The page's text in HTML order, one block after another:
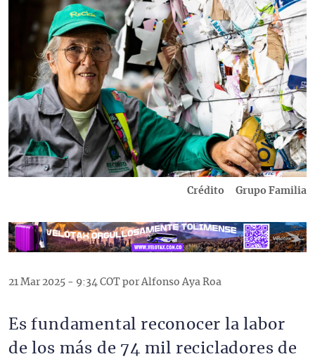
Crédito Grupo Familia
21 Mar 2025 - 9:34 COT por Alfonso Aya Roa
Es fundamental reconocer la labor
de los más de 74 mil recicladores de